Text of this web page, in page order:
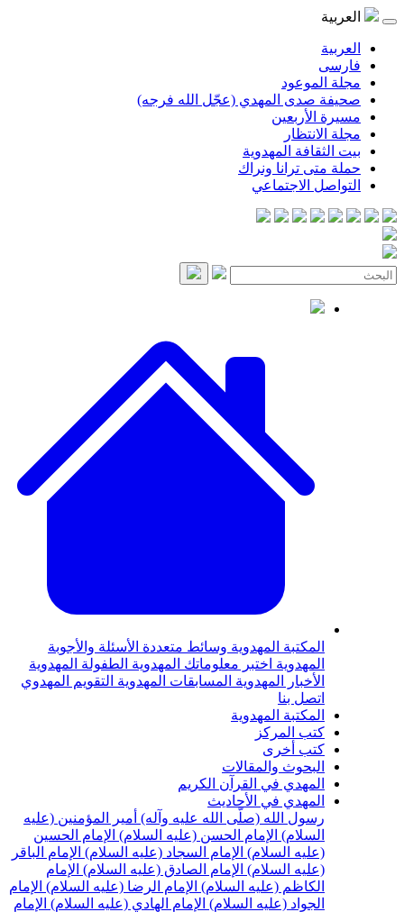
المهدي (عجّل الله فرجه)
المهدوية
ترانا ونراك
الاجتماعي
المهدويةوسائط متعددةالأسئلة والأجوبة
اختبر معلوماتك المهدويةالطفولة المهدوية
المهدويةالمسابقات المهدويةالتقويم المهدوي
المهدوية
والمقالات
في القرآن الكريم
في الأحاديث
الله (صلّى الله عليه وآله) أمير المؤمنين (عليه
الإمام الحسن (عليه السلام) الإمام الحسين
الإمام السجاد (عليه السلام) الإمام الباقر
الإمام الصادق (عليه السلام) الإمام
(عليه السلام) الإمام الرضا (عليه السلام) الإمام
(عليه السلام) الإمام الهادي (عليه السلام) الإمام